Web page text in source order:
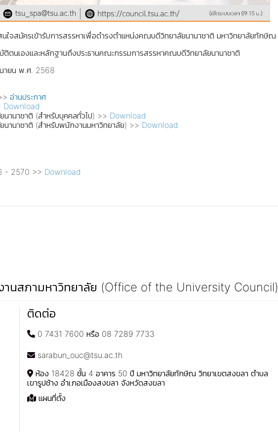
จสมัครเข้ารับการสรรหาเพื่อดำรงตำแหน่งคณบดีวิทยาลัยนานาชาติ มหาวิทยาลัยทักษิณ
ตนเองและหลักฐานถึงประธานคณะกรรมการสรรหาคณบดีวิทยาลัยนานาชาติ
ายน พ.ศ. 2568
อ่านประกาศ
Download
านาชาติ (สำหรับบุคคลทั่วไป) >> Download
นานาชาติ (สำหรับพนักงานมหาวิทยาลัย) >> Download
- 2570 >> Download
านสภามหาวิทยาลัย (Office of the University Council)
ติดต่อ
0 7431 7600 หรือ 08 7289 7733
sarabun_ouc@tsu.ac.th
ห้อง 18428 ชั้น 4 อาคาร 50 ปี มหาวิทยาลัยทักษิณ วิทยาเขตสงขลา ตำบล
เขารูปช้าง อำเภอเมืองสงขลา จังหวัดสงขลา
แผนที่ตั้ง